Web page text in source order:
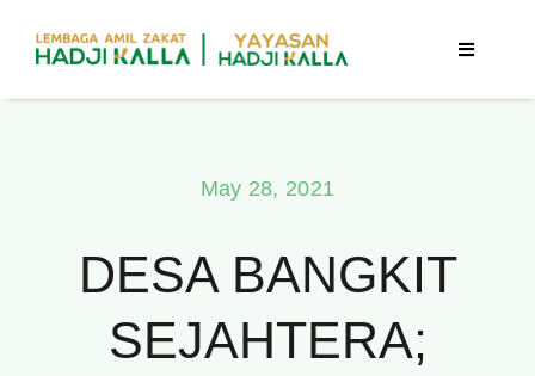
content
Toggle
Program
May 28, 2021
DESA BANGKIT
SEJAHTERA;